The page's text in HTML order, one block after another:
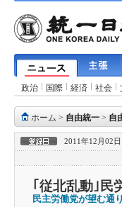
政治 国際 経済 社会
ホーム > 自由統一 > 自
2011年12月02
｢従北乱動｣民
民主労働党が望む通